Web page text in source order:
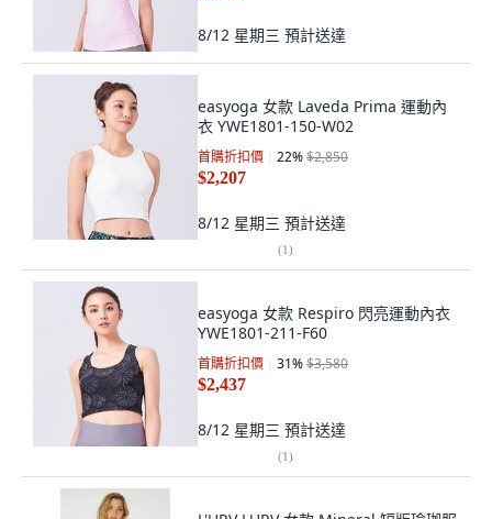
8/12 星期三 預計送達
easyoga 女款 Laveda Prima 運動內
衣 YWE1801-150-W02
首購折扣價 22%$2,850
$2,207
8/12 星期三 預計送達
(1)
easyoga 女款 Respiro 閃亮運動內衣
YWE1801-211-F60
首購折扣價 31%$3,580
$2,437
8/12 星期三 預計送達
(1)